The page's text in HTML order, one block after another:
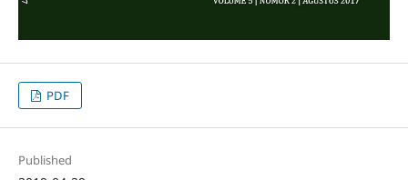
PDF
Published